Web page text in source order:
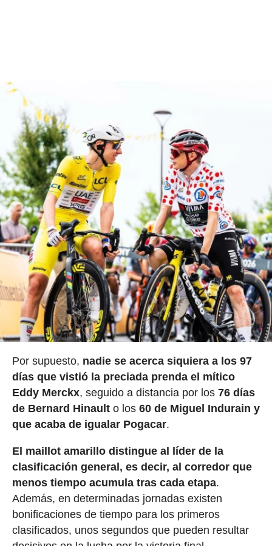
Por supuesto, nadie se acerca siquiera a los 97
días que vistió la preciada prenda el mítico
Eddy Merckx, seguido a distancia por los 76 días
de Bernard Hinault o los 60 de Miguel Indurain y
que acaba de igualar Pogacar.
El maillot amarillo distingue al líder de la
clasificación general, es decir, al corredor que
menos tiempo acumula tras cada etapa.
Además, en determinadas jornadas existen
bonificaciones de tiempo para los primeros
clasificados, unos segundos que pueden resultar